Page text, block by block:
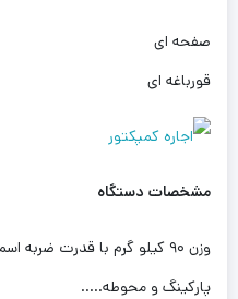
صفحه ای
قورباغه ای
مشخصات دستگاه
پارکینگ و محوطه…..